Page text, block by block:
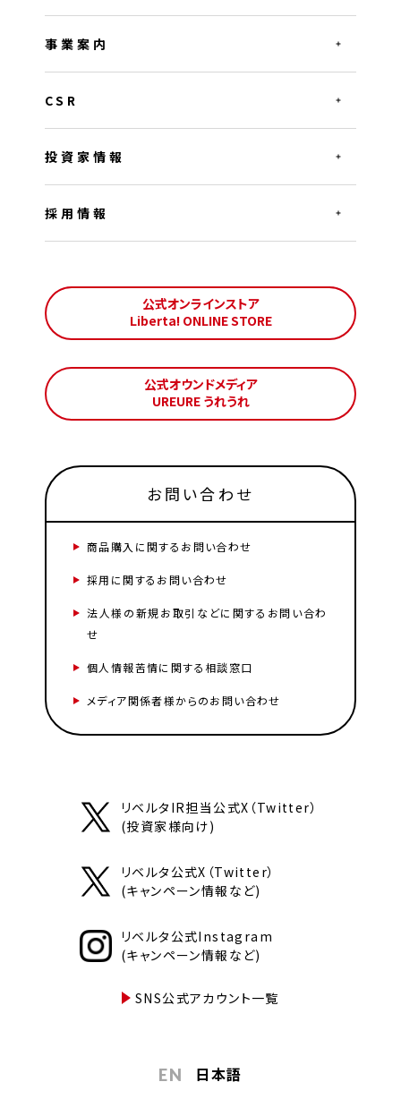
事業案内
CSR
投資家情報
採用情報
公式オンラインストア
Liberta! ONLINE STORE
公式オウンドメディア
UREURE うれうれ
お問い合わせ
商品購入に関するお問い合わせ
採用に関するお問い合わせ
法人様の新規お取引などに関するお問い合わ
せ
個人情報苦情に関する相談窓口
メディア関係者様からのお問い合わせ
リベルタIR担当公式X（Twitter）
(投資家様向け)
リベルタ公式X（Twitter）
(キャンペーン情報など)
リベルタ公式Instagram
(キャンペーン情報など)
SNS公式アカウント一覧
EN 日本語